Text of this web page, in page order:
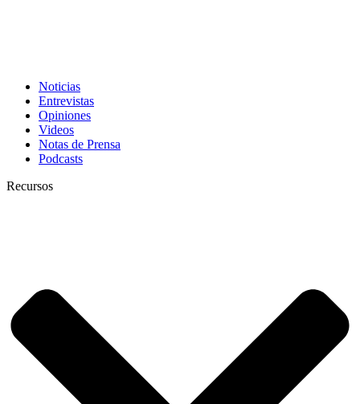
Noticias
Entrevistas
Opiniones
Videos
Notas de Prensa
Podcasts
Recursos